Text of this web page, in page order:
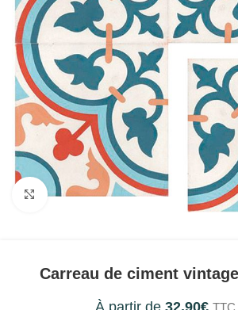
Agrandir
Carreau de ciment
À partir de 32.90€